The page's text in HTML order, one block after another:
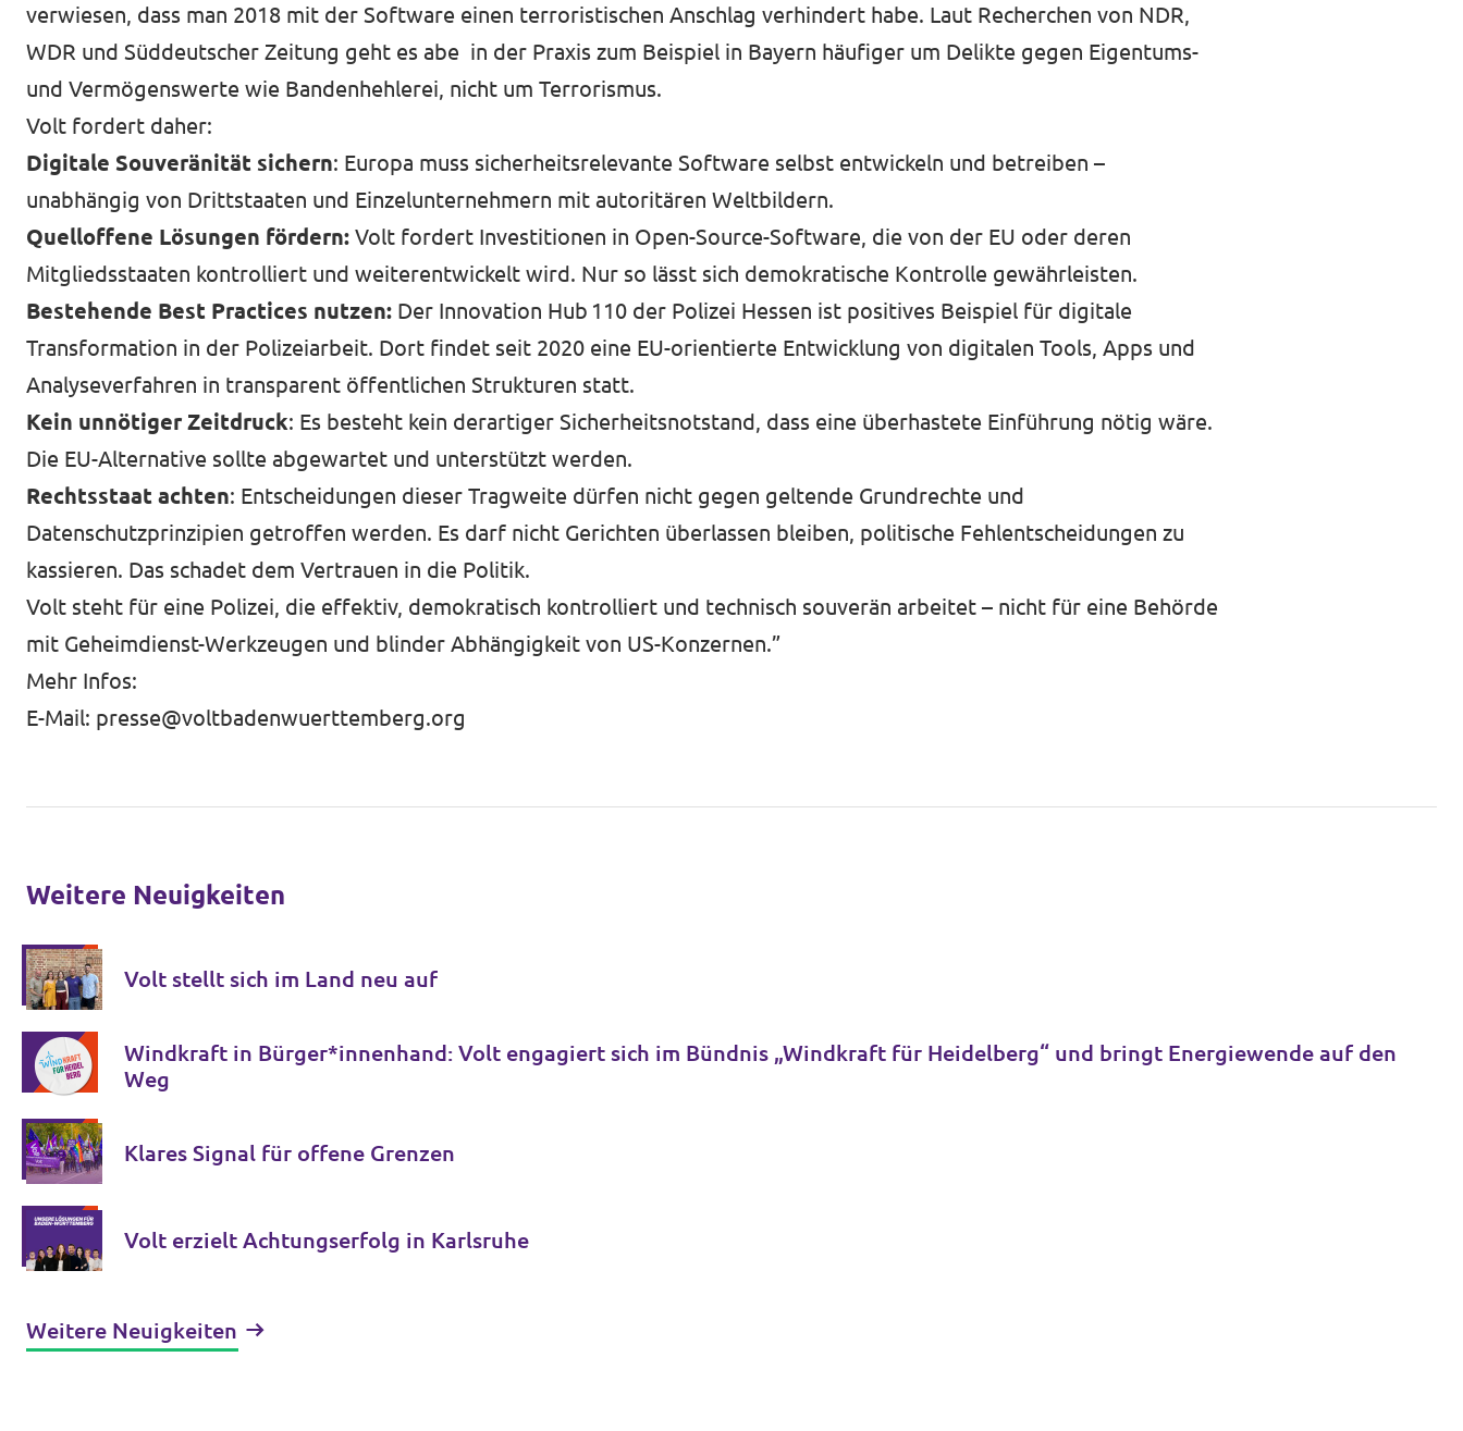
verwiesen, dass man 2018 mit der Software einen terroristischen Anschlag verhindert habe. Laut Recherchen von NDR,
WDR und Süddeutscher Zeitung geht es abe in der Praxis zum Beispiel in Bayern häufiger um Delikte gegen Eigentums-
und Vermögenswerte wie Bandenhehlerei, nicht um Terrorismus.
Volt fordert daher:
Digitale Souveränität sichern: Europa muss sicherheitsrelevante Software selbst entwickeln und betreiben –
unabhängig von Drittstaaten und Einzelunternehmern mit autoritären Weltbildern.
Quelloffene Lösungen fördern: Volt fordert Investitionen in Open-Source-Software, die von der EU oder deren
Mitgliedsstaaten kontrolliert und weiterentwickelt wird. Nur so lässt sich demokratische Kontrolle gewährleisten.
Bestehende Best Practices nutzen: Der Innovation Hub 110 der Polizei Hessen ist positives Beispiel für digitale
Transformation in der Polizeiarbeit. Dort findet seit 2020 eine EU-orientierte Entwicklung von digitalen Tools, Apps und
Analyseverfahren in transparent öffentlichen Strukturen statt.
Kein unnötiger Zeitdruck: Es besteht kein derartiger Sicherheitsnotstand, dass eine überhastete Einführung nötig wäre.
Die EU-Alternative sollte abgewartet und unterstützt werden.
Rechtsstaat achten: Entscheidungen dieser Tragweite dürfen nicht gegen geltende Grundrechte und
Datenschutzprinzipien getroffen werden. Es darf nicht Gerichten überlassen bleiben, politische Fehlentscheidungen zu
kassieren. Das schadet dem Vertrauen in die Politik.
Volt steht für eine Polizei, die effektiv, demokratisch kontrolliert und technisch souverän arbeitet – nicht für eine Behörde
mit Geheimdienst-Werkzeugen und blinder Abhängigkeit von US-Konzernen.”
Mehr Infos:
E-Mail: presse@voltbadenwuerttemberg.org
Weitere Neuigkeiten
Volt stellt sich im Land neu auf
Windkraft in Bürger*innenhand: Volt engagiert sich im Bündnis „Windkraft für Heidelberg“ und bringt Energiewende auf den
Weg
Klares Signal für offene Grenzen
Volt erzielt Achtungserfolg in Karlsruhe
Weitere Neuigkeiten